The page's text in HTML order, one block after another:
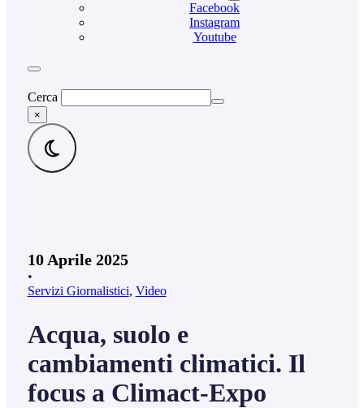
Facebook
Instagram
Youtube
Cerca
×
10 Aprile 2025
•
Servizi Giornalistici, Video
Acqua, suolo e
cambiamenti climatici. Il
focus a Climact-Expo